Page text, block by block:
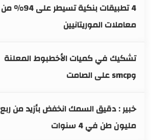
4 تطبيقات بنكية تسيطر على 94% من
معاملات الموريتانيين
تشكيك في كميات الأخطبوط المعلنة
وsmcp على الصامت
خبير : دقيق السمك انخفض بأزيد من ربع
مليون طن في 4 سنوات